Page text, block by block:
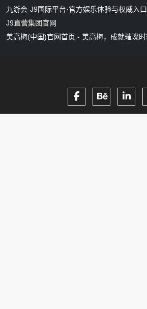
九游会-J9国际平台·官方娱乐体验与权威入口
J9直营集团官网
美高梅(中国)官网首页 - 美高梅，成就璀璨时